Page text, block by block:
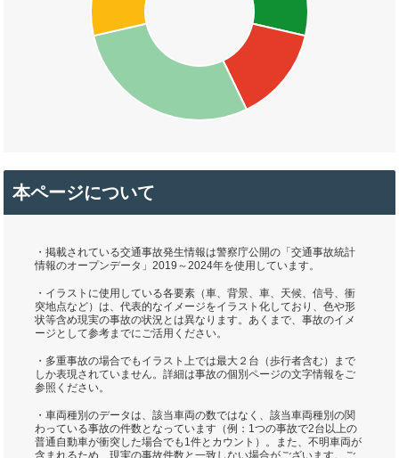
本ページについて
・掲載されている交通事故発生情報は警察庁公開の「交通事故統計
情報のオープンデータ」2019～2024年を使用しています。
・イラストに使用している各要素（車、背景、車、天候、信号、衝
突地点など）は、代表的なイメージをイラスト化しており、色や形
状等含め現実の事故の状況とは異なります。あくまで、事故のイメ
ージとして参考までにご活用ください。
・多重事故の場合でもイラスト上では最大２台（歩行者含む）まで
しか表現されていません。詳細は事故の個別ページの文字情報をご
参照ください。
・車両種別のデータは、該当車両の数ではなく、該当車両種別の関
わっている事故の件数となっています（例：1つの事故で2台以上の
普通自動車が衝突した場合でも1件とカウント）。また、不明車両が
含まれるため、現実の事故件数と一致しない場合がございます。ご